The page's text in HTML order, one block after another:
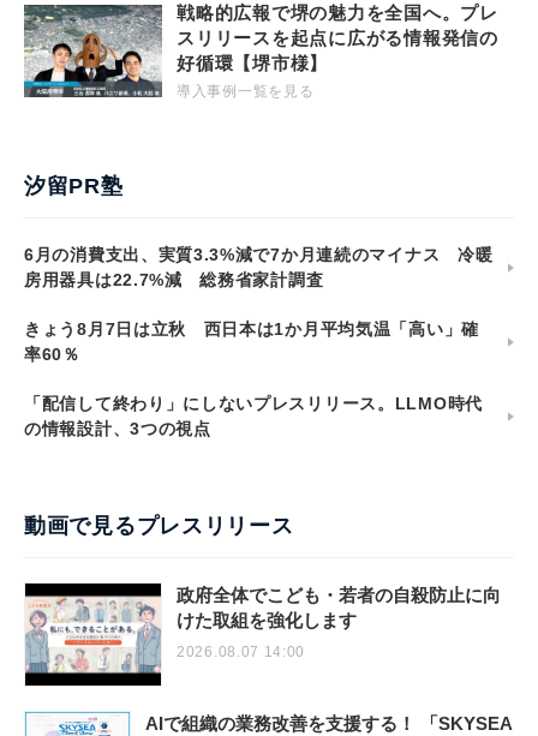
戦略的広報で堺の魅力を全国へ。プレ
スリリースを起点に広がる情報発信の
好循環【堺市様】
導入事例一覧を見る
汐留PR塾
6月の消費支出、実質3.3%減で7か月連続のマイナス 冷暖
房用器具は22.7%減 総務省家計調査
きょう8月7日は立秋 西日本は1か月平均気温「高い」確
率60％
「配信して終わり」にしないプレスリリース。LLMO時代
の情報設計、3つの視点
動画で見るプレスリリース
政府全体でこども・若者の自殺防止に向
けた取組を強化します
2026.08.07 14:00
AIで組織の業務改善を支援する！ 「SKYSEA